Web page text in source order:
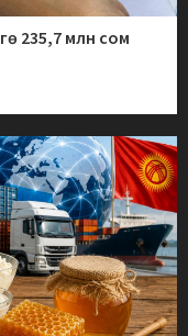
235,7 млн сом